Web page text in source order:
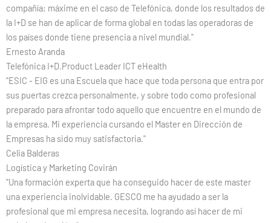
compañía; máxime en el caso de Telefónica, donde los resultados de
la I+D se han de aplicar de forma global en todas las operadoras de
los países donde tiene presencia a nivel mundial."
Ernesto Aranda
Telefónica I+D.Product Leader ICT eHealth
"ESIC - EIG es una Escuela que hace que toda persona que entra por
sus puertas crezca personalmente, y sobre todo como profesional
preparado para afrontar todo aquello que encuentre en el mundo de
la empresa. Mi experiencia cursando el Master en Dirección de
Empresas ha sido muy satisfactoria."
Celia Balderas
Logística y Marketing Covirán
"Una formación experta que ha conseguido hacer de este master
una experiencia inolvidable. GESCO me ha ayudado a ser la
profesional que mi empresa necesita, logrando así hacer de mi